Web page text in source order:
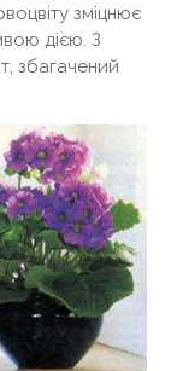
зміцнює
дією. З
збагачений